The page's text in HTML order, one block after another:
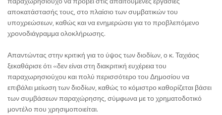
αποκατάστασής τους, στο πλαίσιο των συμβατικών του
υποχρεώσεων, καθώς και να ενημερώσει για το προβλεπόμενο
χρονοδιάγραμμα ολοκλήρωσης.
Απαντώντας στην κριτική για το ύψος των διοδίων, ο κ. Ταχιάος
ξεκαθάρισε ότι «δεν είναι στη διακριτική ευχέρεια του
παραχωρησιούχου και πολύ περισσότερο του Δημοσίου να
επιβάλει μείωση των διοδίων, καθώς το κόμιστρο καθορίζεται βάσει
των συμβάσεων παραχώρησης, σύμφωνα με το χρηματοδοτικό
μοντέλο που χρησιμοποιείται.